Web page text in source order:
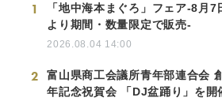
1
「地中海本まぐろ」フェア-8月7
より期間・数量限定で販売-
2026.08.04 14:00
2
富山県商工会議所青年部連合会
年記念祝賀会 「DJ盆踊り」を開